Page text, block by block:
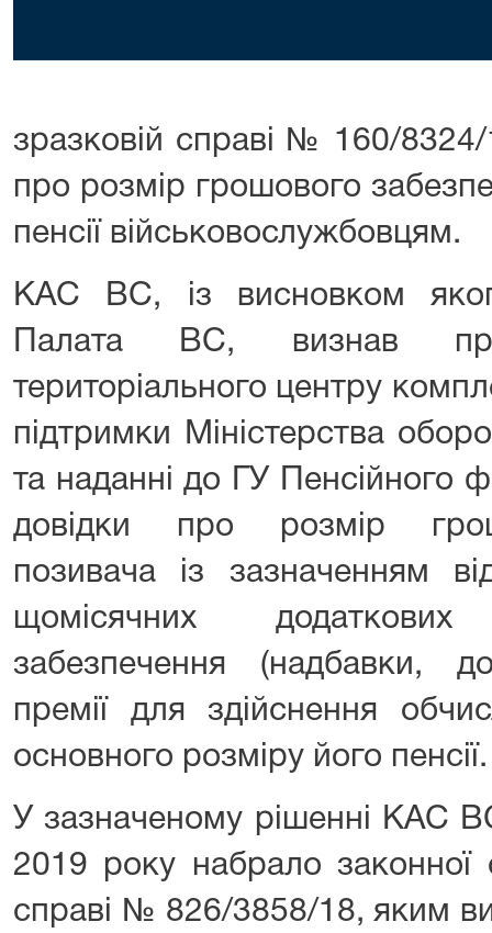
зразковій справі № 160/
про розмір грошового
пенсії військовослужбовцям.
КАС ВС, із висновком
Палата ВС, визнав
територіального центру
підтримки Міністерства
та наданні до ГУ Пенсійного
довідки про розмір
позивача із зазначенням
щомісячних
забезпечення (надбавки,
премії для здійснення
основного розміру його пенсії.
У зазначеному рішенні КАС
2019 року набрало законної
справі № 826/3858/18, яким